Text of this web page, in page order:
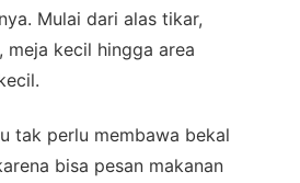
Mulai dari alas tikar,
meja kecil hingga area
tak perlu membawa bekal
bisa pesan makanan